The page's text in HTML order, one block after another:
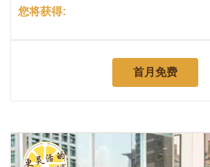
您将获得:
首月免费